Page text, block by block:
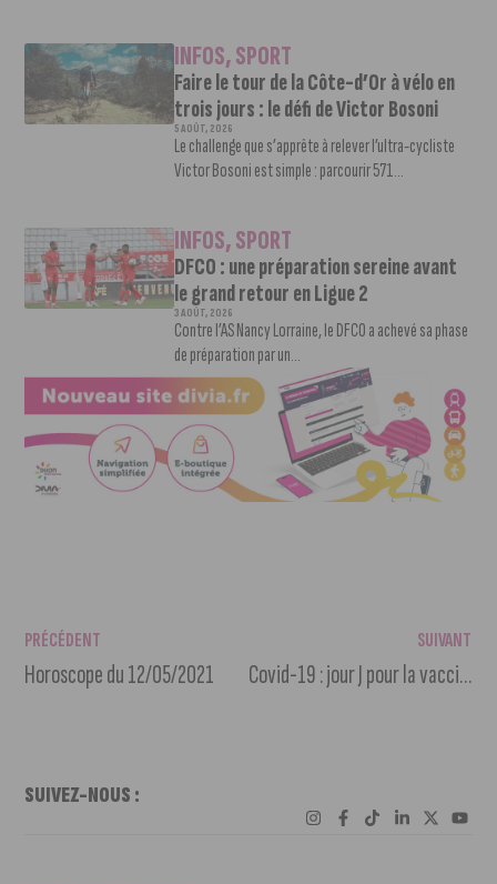
INFOS,SPORT
Faire le tour de la Côte-d’Or à vélo en
trois jours : le défi de Victor Bosoni
5 AOÛT, 2026
Le challenge que s’apprête à relever l’ultra-cycliste
Victor Bosoni est simple : parcourir 571...
INFOS,SPORT
DFCO : une préparation sereine avant
le grand retour en Ligue 2
3 AOÛT, 2026
Contre l’AS Nancy Lorraine, le DFCO a achevé sa phase
de préparation par un...
PRÉCÉDENT
Horoscope du 12/05/2021
SUIVANT
Covid-19 : jour J pour la vaccination sans conditions
SUIVEZ-NOUS :